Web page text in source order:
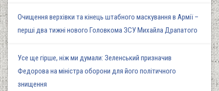
Очищення верхівки та кінець штабного маскування в Армії –
перші два тижні нового Головкома ЗСУ Михайла Драпатого
Усе ще гірше, ніж ми думали: Зеленський призначив
Федорова на міністра оборони для його політичного
знищення